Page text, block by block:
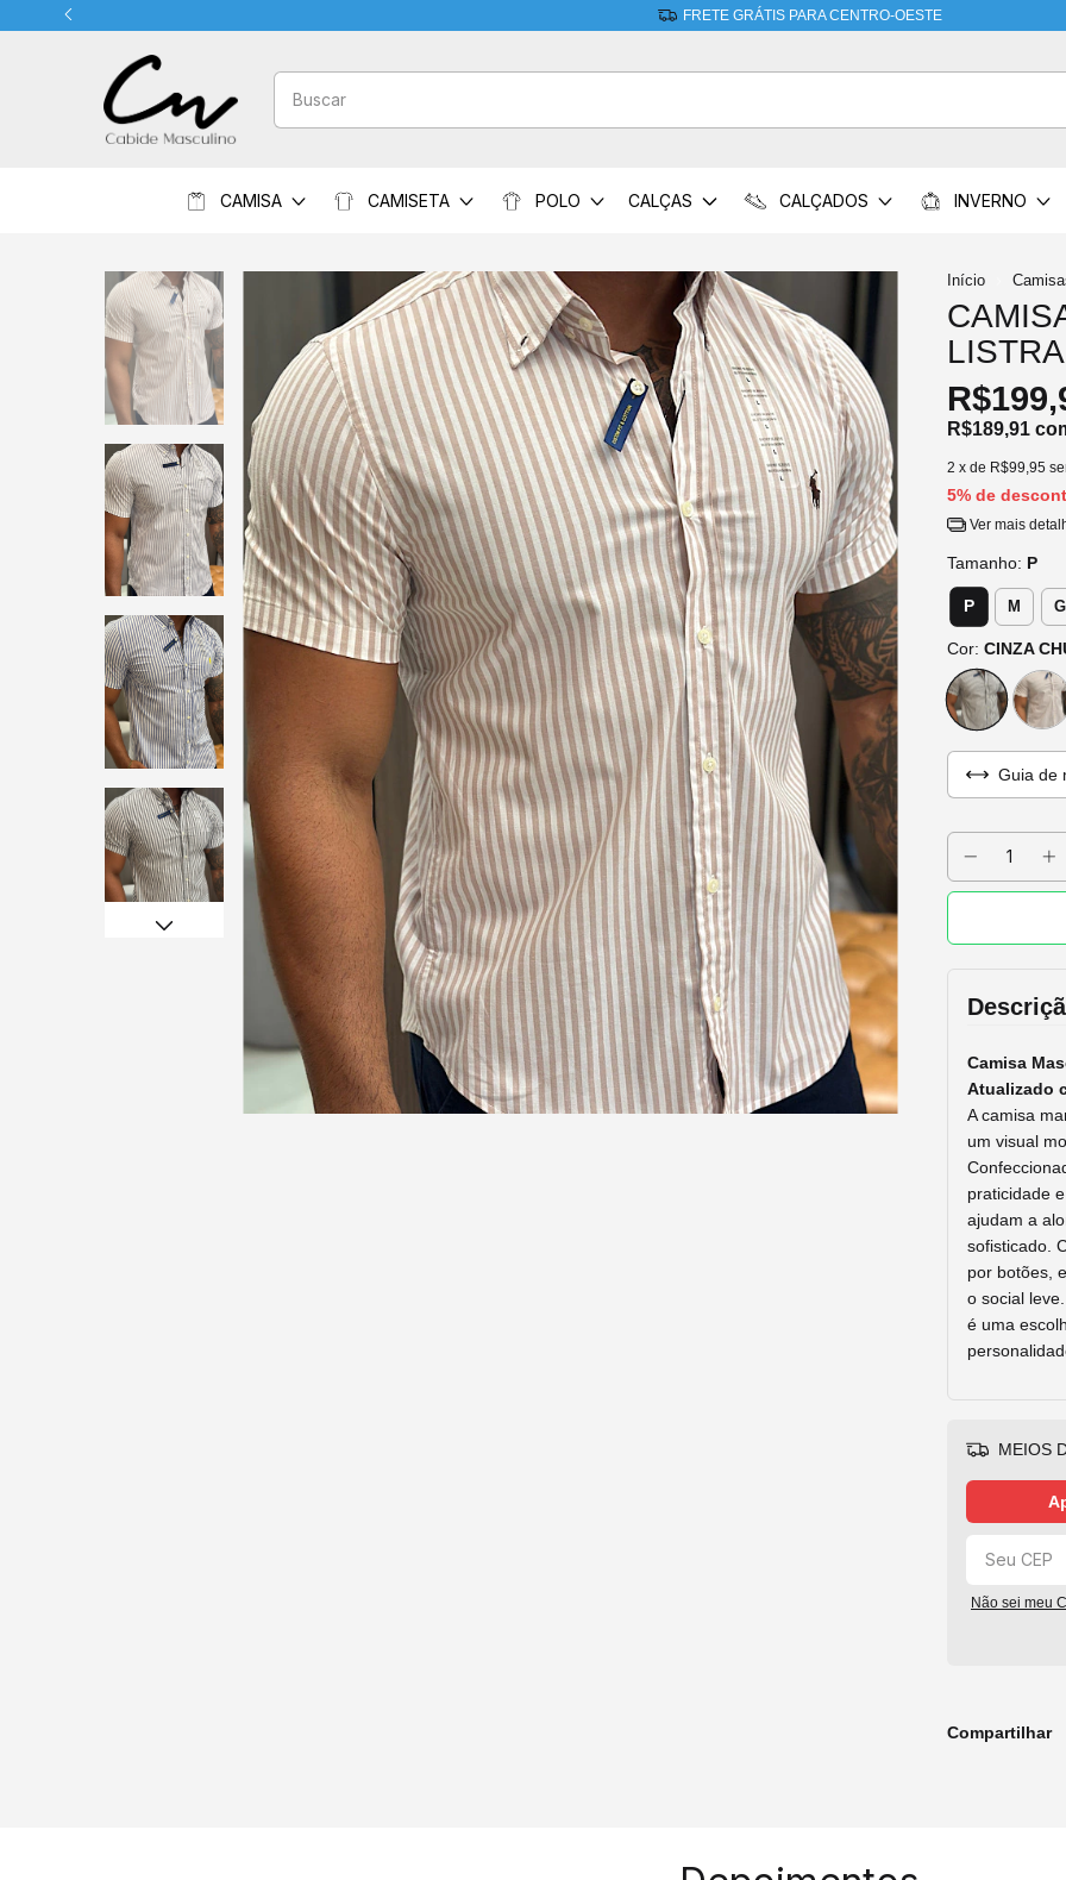
FRETE GRÁTIS PARA CENTRO-OESTE
CAMISA CAMISETA POLO CALÇAS CALÇADOS INVERNO
Início
R$189,91
2 x de R$99,95
5% de
Ver mais
Tamanho: P
P M G
Cor: CINZA
Guia de
Camisa
Atualizado
Acamisa
um visual
praticidade
ajudam a
sofisticado.
por botões,
o social
é uma
MEIOS
Não sei meu
Compartilhar